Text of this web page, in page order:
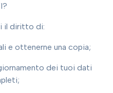
il diritto di:
e ottenerne una copia;
dei tuoi dati